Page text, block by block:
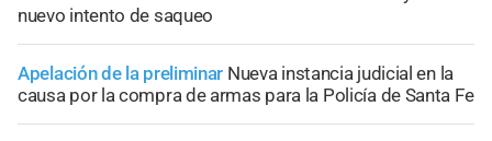
nuevo intento de saqueo
Apelación de la preliminar Nueva instancia judicial en la
causa por la compra de armas para la Policía de Santa Fe